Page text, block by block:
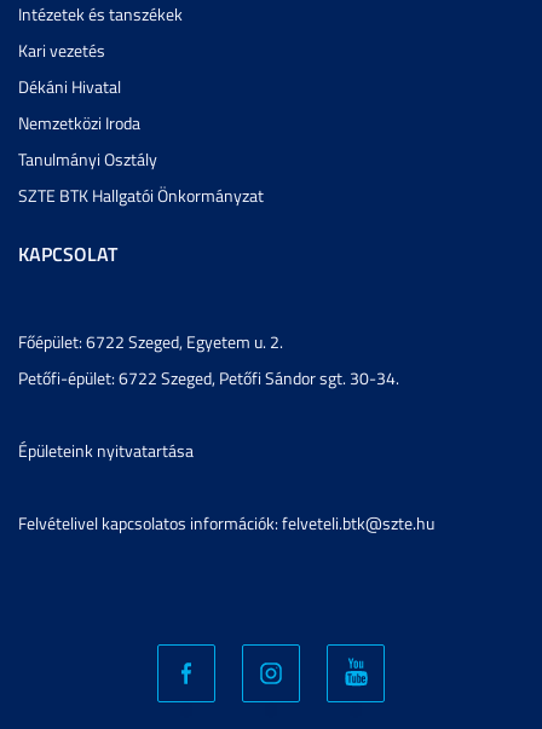
Intézetek és tanszékek
Kari vezetés
Dékáni Hivatal
Nemzetközi Iroda
Tanulmányi Osztály
SZTE BTK Hallgatói Önkormányzat
KAPCSOLAT
Főépület: 6722 Szeged, Egyetem u. 2.
Petőfi-épület: 6722 Szeged, Petőfi Sándor sgt. 30-34.
Épületeink nyitvatartása
Felvételivel kapcsolatos információk: felveteli.btk@szte.hu